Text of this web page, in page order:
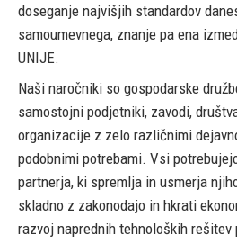
doseganje najvišjih standardov
samoumevnega, znanje pa ena
UNIJE.
Naši naročniki so gospodarske
samostojni podjetniki, zavodi,
organizacije z zelo različnimi
podobnimi potrebami. Vsi
partnerja, ki spremlja in usmerja
skladno z zakonodajo in hkrati
razvoj naprednih tehnoloških rešitev